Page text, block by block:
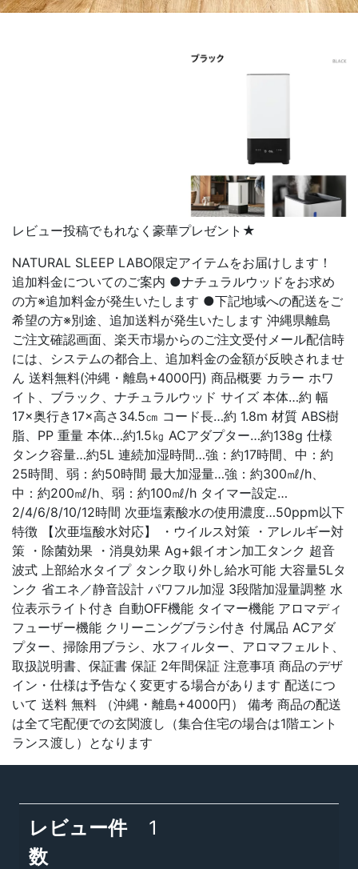
レビュー投稿でもれなく豪華プレゼント★
NATURAL SLEEP LABO限定アイテムをお届けします！
追加料金についてのご案内 ●ナチュラルウッドをお求め
の方※追加料金が発生いたします ●下記地域への配送をご
希望の方※別途、追加送料が発生いたします 沖縄県離島
ご注文確認画面、楽天市場からのご注文受付メール配信時
には、システムの都合上、追加料金の金額が反映されませ
ん 送料無料(沖縄・離島+4000円) 商品概要 カラー ホワ
イト、ブラック、ナチュラルウッド サイズ 本体…約 幅
17×奥行き17×高さ34.5㎝ コード長…約 1.8m 材質 ABS樹
脂、PP 重量 本体…約1.5㎏ ACアダプター…約138g 仕様
タンク容量…約5L 連続加湿時間…強：約17時間、中：約
25時間、弱：約50時間 最大加湿量…強：約300㎖/h、
中：約200㎖/h、弱：約100㎖/h タイマー設定…
2/4/6/8/10/12時間 次亜塩素酸水の使用濃度…50ppm以下
特徴 【次亜塩酸水対応】 ・ウイルス対策 ・アレルギー対
策 ・除菌効果 ・消臭効果 Ag+銀イオン加工タンク 超音
波式 上部給水タイプ タンク取り外し給水可能 大容量5Lタ
ンク 省エネ／静音設計 パワフル加湿 3段階加湿量調整 水
位表示ライト付き 自動OFF機能 タイマー機能 アロマディ
フューザー機能 クリーニングブラシ付き 付属品 ACアダ
プター、掃除用ブラシ、水フィルター、アロマフェルト、
取扱説明書、保証書 保証 2年間保証 注意事項 商品のデザ
イン・仕様は予告なく変更する場合があります 配送につ
いて 送料 無料 （沖縄・離島+4000円） 備考 商品の配送
は全て宅配便での玄関渡し（集合住宅の場合は1階エント
ランス渡し）となります
レビュー件
数
1